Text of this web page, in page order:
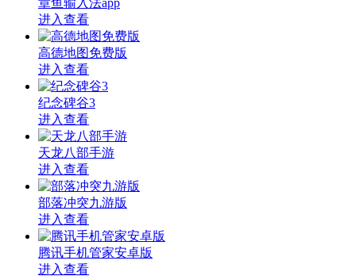
章鱼输入法app
进入查看
高德地图免费版
进入查看
纪念碑谷3
进入查看
天龙八部手游
进入查看
部落冲突九游版
进入查看
腾讯手机管家安卓版
进入查看